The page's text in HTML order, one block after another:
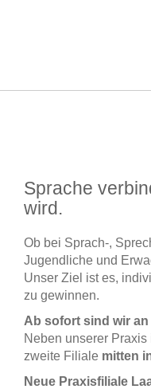
Sprache
wird.
Ob bei Sprach-,
Jugendliche und
Unser Ziel ist es,
zu gewinnen.
Ab sofort sind wir
Neben unserer
zweite Filiale mitten
Neue Praxisfiliale